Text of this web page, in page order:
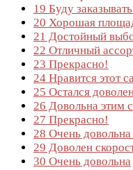
19 Буду
20 Хорошая
21 Достойный
22 Отличный
23 Прекрасно!
24 Нравится этот
25 Остался
26 Довольна этим
27 Прекрасно!
28 Очень
29 Доволен
30 Очень довольна